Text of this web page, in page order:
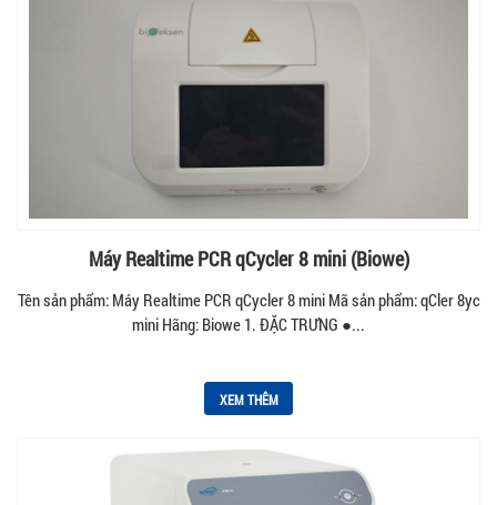
Máy Realtime PCR qCycler 8 mini (Biowe)
Tên sản phẩm: Máy Realtime PCR qCycler 8 mini Mã sản phẩm: qCler 8yc
mini Hãng: Biowe 1. ĐẶC TRƯNG ●...
XEM THÊM